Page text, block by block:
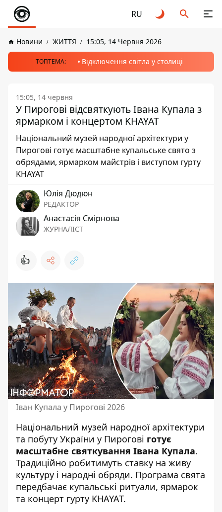
RU
Новини ЖИТТЯ 15:05, 14 Червня 2026
ТОПТЕМА: Відключення світла у столиці
15:05, 14 червня
У Пирогові відсвяткують Івана Купала з
ярмарком і концертом KHAYAT
Національний музей народної архітектури у
Пирогові готує масштабне купальське свято з
обрядами, ярмарком майстрів і виступом гурту
KHAYAT
Юлія Дюдюн
РЕДАКТОР
Анастасія Смірнова
ЖУРНАЛІСТ
👍
Іван Купала у Пирогові 2026
Національний музей народної архітектури
та побуту України у Пирогові готує
масштабне святкування Івана Купала.
Традиційно робитимуть ставку на живу
культуру і народні обряди. Програма свята
передбачає купальські ритуали, ярмарок
та концерт гурту KHAYAT.